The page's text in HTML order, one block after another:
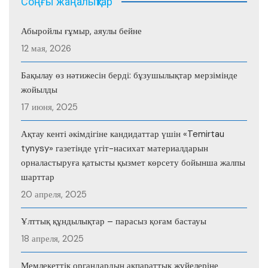
Абыройлы ғұмыр, аяулы бейне
12 мая, 2026
Бақылау өз нәтижесін берді: бұзушылықтар мерзімінде
жойылды
17 июня, 2025
Ақтау кенті әкімдігіне кандидаттар үшін «Temirtau
tynysy» газетінде үгіт-насихат материалдарын
орналастыруға қатысты қызмет көрсету бойынша жалпы
шарттар
20 апреля, 2025
Ұлттық құндылықтар – парасыз қоғам бастауы
18 апреля, 2025
Мемлекеттік органдардың ақпараттық жүйелеріне